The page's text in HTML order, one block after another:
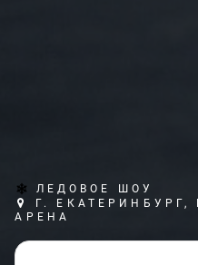
ЛЕДОВОЕ ШОУ
Г.
АРЕНА